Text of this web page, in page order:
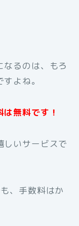
るのは、もろ
よね。
無料です！
しいサービスで
、手数料はか